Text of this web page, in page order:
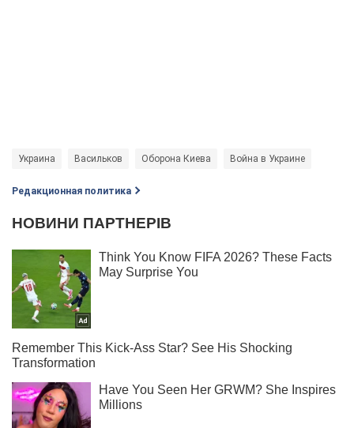
Украина Васильков Оборона Киева Война в Украине
Редакционная политика